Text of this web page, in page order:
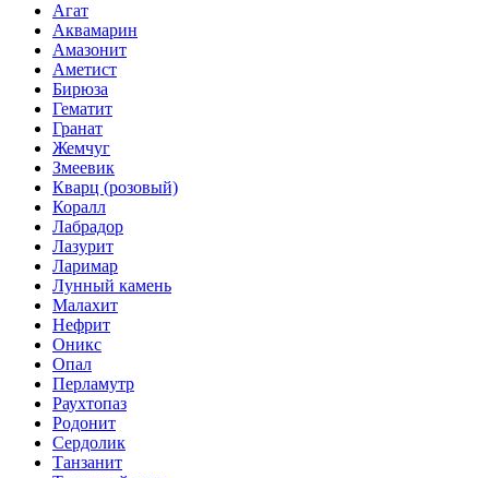
Агат
Аквамарин
Амазонит
Аметист
Бирюза
Гематит
Гранат
Жемчуг
Змеевик
Кварц (розовый)
Коралл
Лабрадор
Лазурит
Ларимар
Лунный камень
Малахит
Нефрит
Оникс
Опал
Перламутр
Раухтопаз
Родонит
Сердолик
Танзанит